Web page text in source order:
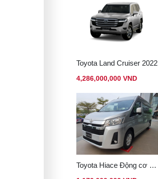
Toyota Land Cruiser 2022
4,286,000,000 VND
Toyota Hiace Động cơ dầu